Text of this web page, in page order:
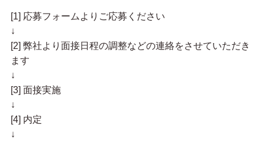
[1] 応募フォームよりご応募ください
↓
[2] 弊社より面接日程の調整などの連絡をさせていただき
ます
↓
[3] 面接実施
↓
[4] 内定
↓